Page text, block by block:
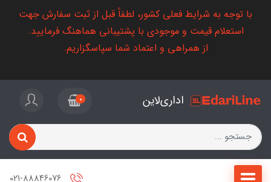
با توجه به شرایط فعلی کشور، لطفاً قبل از ثبت سفارش جهت
استعلام قیمت و موجودی با پشتیبانی هماهنگ فرمایید.
از همراهی و اعتماد شما سپاسگزاریم.
اداری‌لاین 0